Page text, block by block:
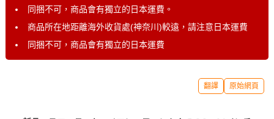
同捆不可，商品會有獨立的日本運費。
商品所在地距離海外收貨處(神奈川)較遠，請注意日本運費
同捆不可，商品會有獨立的日本運費
翻譯 原始網頁